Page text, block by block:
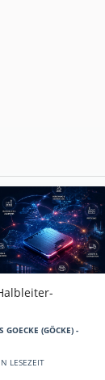
GOECKE (GÖCKE) -
LESEZEIT